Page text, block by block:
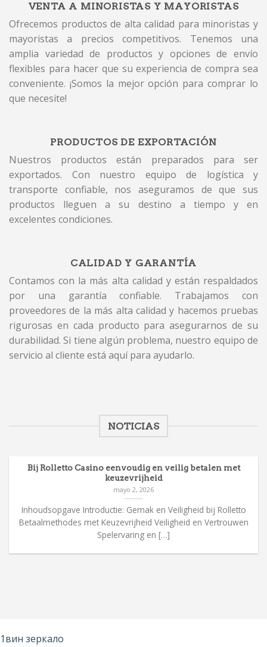
VENTA A MINORISTAS Y MAYORISTAS
Ofrecemos productos de alta calidad para minoristas y
mayoristas a precios competitivos. Tenemos una
amplia variedad de productos y opciones de envío
flexibles para hacer que su experiencia de compra sea
conveniente. ¡Somos la mejor opción para comprar lo
que necesite!
PRODUCTOS DE EXPORTACIÓN
Nuestros productos están preparados para ser
exportados. Con nuestro equipo de logística y
transporte confiable, nos aseguramos de que sus
productos lleguen a su destino a tiempo y en
excelentes condiciones.
CALIDAD Y GARANTÍA
Contamos con la más alta calidad y están respaldados
por una garantía confiable. Trabajamos con
proveedores de la más alta calidad y hacemos pruebas
rigurosas en cada producto para asegurarnos de su
durabilidad. Si tiene algún problema, nuestro equipo de
servicio al cliente está aquí para ayudarlo.
NOTICIAS
Bij Rolletto Casino eenvoudig en veilig betalen met
keuzevrijheid
mayo 2, 2026
Inhoudsopgave Introductie: Gemak en Veiligheid bij Rolletto
Betaalmethodes met Keuzevrijheid Veiligheid en Vertrouwen
Spelervaring en […]
1вин зеркало